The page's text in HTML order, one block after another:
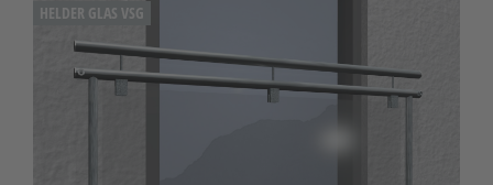
HELDER GLAS VSG